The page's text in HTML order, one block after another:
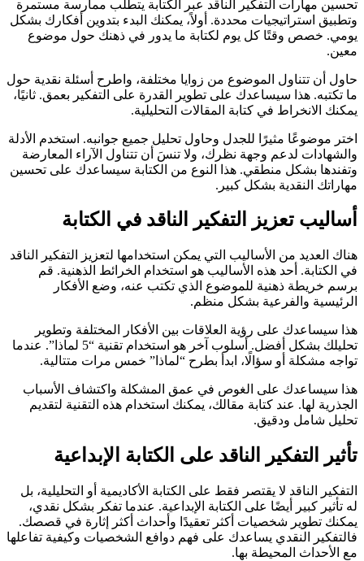
تحسين مهارات التفكير الناقد عبر الكتابة يتطلب ممارسة مستمرة
وتطبيق استراتيجيات محددة. أولاً، يمكنك البدء بتدوين أفكارك بشكل
يومي. خصص وقتًا كل يوم لكتابة ما يدور في ذهنك حول موضوع
معين.
حاول أن تتناول الموضوع من زوايا مختلفة، واطرح أسئلة نقدية حول
ما تكتبه. هذا سيساعدك على تطوير القدرة على التفكير بعمق. ثانيًا،
يمكنك الانخراط في كتابة المقالات التحليلية.
اختر موضوعًا مثيرًا للجدل وحاول تحليل جميع جوانبه. استخدم الأدلة
والشهادات لدعم وجهة نظرك، ولا تنسَ أن تتناول الآراء المعارضة
وتفندها بشكل منطقي. هذا النوع من الكتابة سيساعدك على تحسين
مهاراتك النقدية بشكل كبير.
أساليب تعزيز التفكير الناقد في الكتابة
هناك العديد من الأساليب التي يمكن استخدامها لتعزيز التفكير الناقد
في الكتابة. أحد هذه الأساليب هو استخدام الخرائط الذهنية. قم
برسم خريطة ذهنية للموضوع الذي تكتب عنه، وضع الأفكار
الرئيسية والفرعية بشكل منظم.
هذا سيساعدك على رؤية العلاقات بين الأفكار المختلفة وتطوير
تحليلك بشكل أفضل. أسلوب آخر هو استخدام تقنية “5 لماذا”. عندما
تواجه مشكلة أو سؤالًا، ابدأ بطرح “لماذا” خمس مرات متتالية.
هذا سيساعدك على الغوص في عمق المشكلة واكتشاف الأسباب
الجذرية لها. عند كتابة مقالك، يمكنك استخدام هذه التقنية لتقديم
تحليل شامل ودقيق.
تأثير التفكير الناقد على الكتابة الإبداعية
التفكير الناقد لا يقتصر فقط على الكتابة الأكاديمية أو التحليلية، بل
له تأثير كبير أيضًا على الكتابة الإبداعية. عندما تفكر بشكل نقدي،
يمكنك تطوير شخصيات أكثر تعقيدًا وأحداث أكثر إثارة في قصصك.
فالتفكير النقدي يساعدك على فهم دوافع الشخصيات وكيفية تفاعلها
مع الأحداث المحيطة بها.